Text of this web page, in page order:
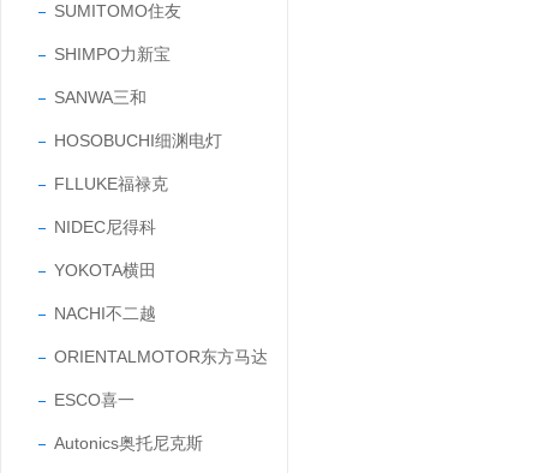
SUMITOMO住友
SHIMPO力新宝
SANWA三和
HOSOBUCHI细渊电灯
FLLUKE福禄克
NIDEC尼得科
YOKOTA横田
NACHI不二越
ORIENTALMOTOR东方马达
ESCO喜一
Autonics奥托尼克斯